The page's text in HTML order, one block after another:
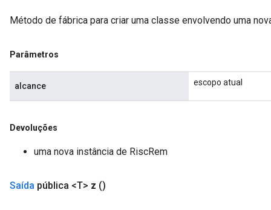
Método de fábrica para criar uma classe envolvendo uma
Parâmetros
alcance escopo atual
Devoluções
uma nova instância de RiscRem
Saída pública <T> z ()